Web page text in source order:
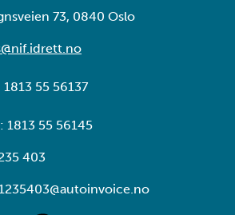
73, 0840 Oslo
55 56137
55 56145
403